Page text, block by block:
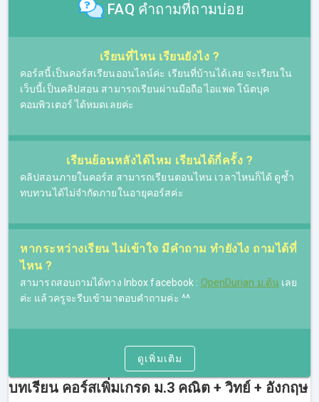
ม่าให้เป็นเรื่องง่าย​ นำไปใช้สื่อสารได้จริง เตรียมตัวสอบเข้า
FAQ คำถามที่ถามบ่อย
เรียนที่ไหน เรียนยังไง ?
คอร์สนี้เป็นคอร์สเรียนออนไลน์ค่ะ เรียนที่บ้านได้เลย จะเรียนใน
เว็บนี้เป็นคลิปสอน สามารถเรียนผ่านมือถือ ไอแพด โน้ตบุค
คอมพิวเตอร์ ได้หมดเลยค่ะ
เรียนย้อนหลังได้ไหม เรียนได้กี่ครั้ง ?
คลิปสอนภายในคอร์ส สามารถเรียนตอนไหน เวลาไหนก็ได้ ดูซ้ำ
ทบทวนได้ไม่จำกัดภายในอายุคอร์สค่ะ
หากระหว่างเรียน ไม่เข้าใจ มีคำถาม ทำยังไง ถามได้ที่
ไหน ?
สามารถสอบถามได้ทาง Inbox facebook : OpenDurian ม.ต้น เลย
ค่ะ แล้วครูจะรีบเข้ามาตอบคำถามค่ะ ^^
ดูเพิ่มเติม
บทเรียน คอร์สเพิ่มเกรด ม.3 คณิต + วิทย์ + อังกฤษ